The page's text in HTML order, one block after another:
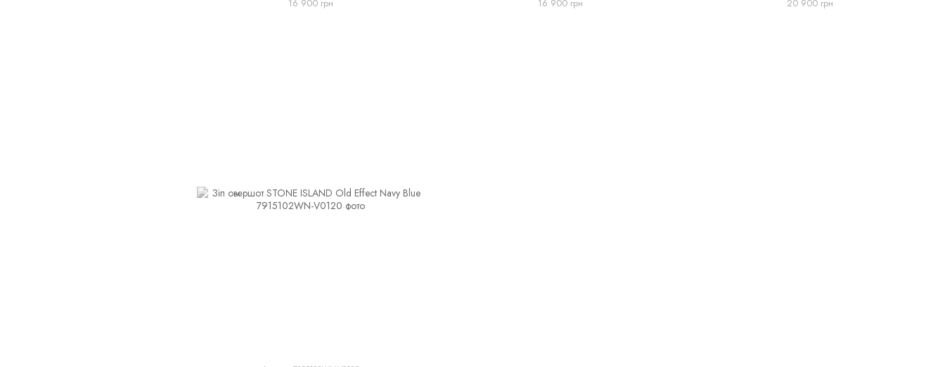
16 900 грн
16 900 грн
20 900 грн